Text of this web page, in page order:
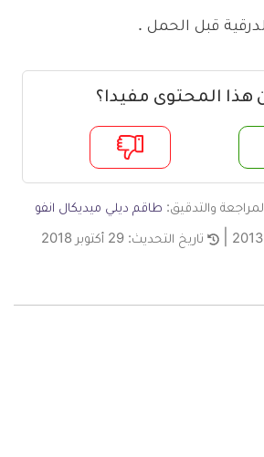
قبل الحمل .
هذا المحتوى مفيدا؟
لا
والتدقيق: طاقم ديلي ميديكال انفو
تاريخ التحديث: 29 أكتوبر 2018